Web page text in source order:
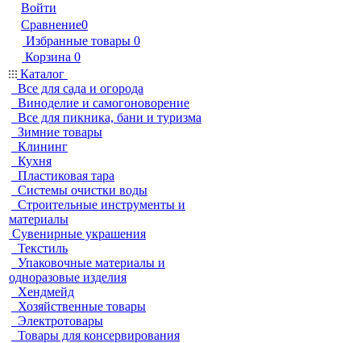
Войти
Сравнение0
Избранные товары 0
Корзина 0
Каталог
Все для сада и огорода
Виноделие и самогоноворение
Все для пикника, бани и туризма
Зимние товары
Клининг
Кухня
Пластиковая тара
Системы очистки воды
Строительные инструменты и
материалы
Сувенирные украшения
Текстиль
Упаковочные материалы и
одноразовые изделия
Хендмейд
Хозяйственные товары
Электротовары
Товары для консервирования